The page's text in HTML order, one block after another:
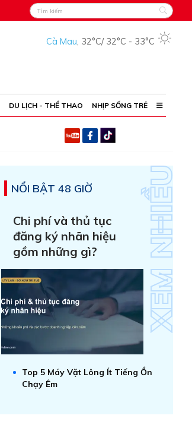
Cà Mau, 32°C/ 32°C - 33°C
DU LỊCH - THỂ THAO NHỊP SỐNG TRẺ
NỔI BẬT 48 GIỜ
Chi phí và thủ tục
đăng ký nhãn hiệu
gồm những gì?
Top 5 Máy Vặt Lông Ít Tiếng Ồn
Chạy Êm